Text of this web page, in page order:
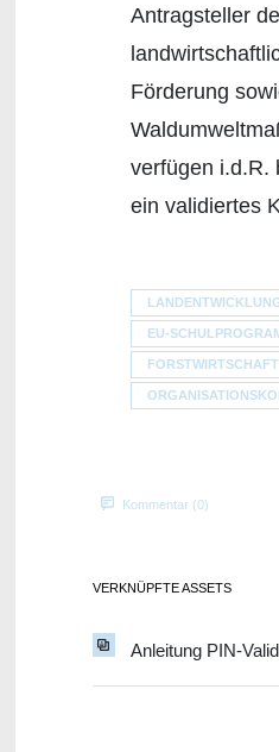
Antragsteller
Förderung
verfügen i.d.R.
ein validiertes
EU-
FORSTWIRTSCHAFT
Kommentar (0)
VERKNÜPFTE ASSETS
Anleitung PIN-